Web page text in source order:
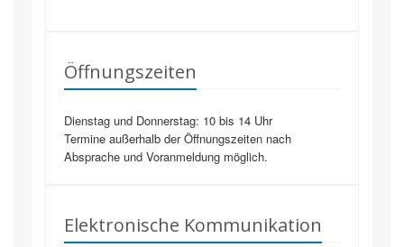
Öffnungszeiten
Dienstag und Donnerstag: 10 bis 14 Uhr
Termine außerhalb der Öffnungszeiten nach
Absprache und Voranmeldung möglich.
Elektronische Kommunikation